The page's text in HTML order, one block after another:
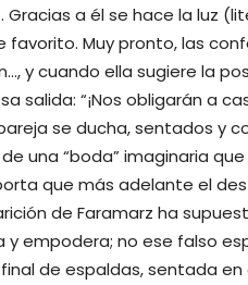
a él se hace la luz
favorito. Muy pronto, las
y cuando ella sugiere la
salida: “¡Nos obligarán a
se ducha, sentados y
una “boda” imaginaria
que más adelante el
de Faramarz ha
empodera; no ese falso
de espaldas, sentada